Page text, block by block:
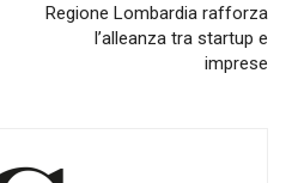
Regione Lombardia rafforza
l’alleanza tra startup e
imprese